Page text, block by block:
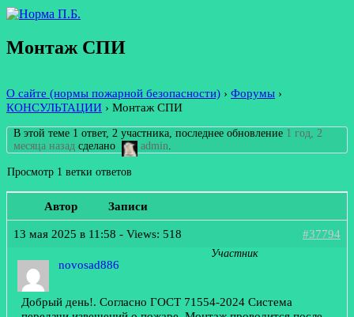
Монтаж СПИ
О сайте (нормы пожарной безопасности) › Форумы ›
КОНСУЛЬТАЦИИ › Монтаж СПИ
В этой теме 1 ответ, 2 участника, последнее обновление 1 год, 2
месяца назад сделано admin
Просмотр 1 ветки ответов
Автор Записи
13 мая 2025 в 11:58 - Views: 518 #37794
novosad886
Участник
Добрый день!. Согласно ГОСТ 71554-2024 Система